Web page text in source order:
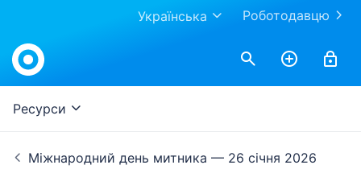
Роботодавцю
Українська
Ресурси
Міжнародний день митника — 26 січня 2026